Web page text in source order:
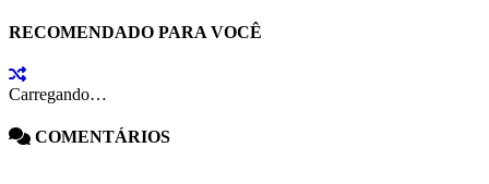
RECOMENDADO PARA VOCÊ
Carregando…
COMENTÁRIOS